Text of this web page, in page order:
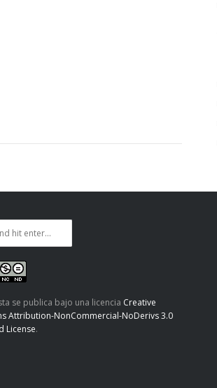
se publica bajo una licencia Creative
Attribution-NonCommercial-NoDerivs 3.0
License.